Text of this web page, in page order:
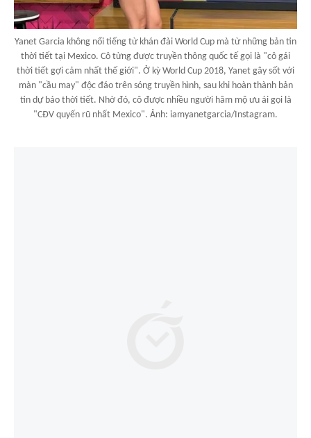
Yanet Garcia không nổi tiếng từ khán đài World Cup mà từ những bản tin
thời tiết tại Mexico. Cô từng được truyền thông quốc tế gọi là "cô gái
thời tiết gợi cảm nhất thế giới". Ở kỳ World Cup 2018, Yanet gây sốt với
màn "cầu may" độc đáo trên sóng truyền hình, sau khi hoàn thành bản
tin dự báo thời tiết. Nhờ đó, cô được nhiều người hâm mộ ưu ái gọi là
"CĐV quyến rũ nhất Mexico". Ảnh: iamyanetgarcia/Instagram.